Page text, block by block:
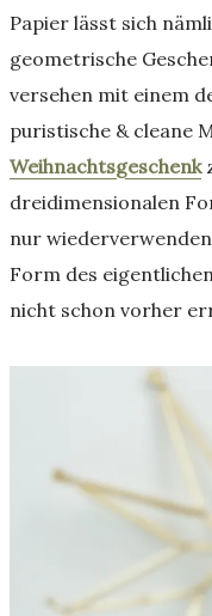
Papier lässt sich
geometrische
versehen mit einem
puristische & cleane
Weihnachtsgeschenk
dreidimensionalen
nur
Form des
nicht schon vorher